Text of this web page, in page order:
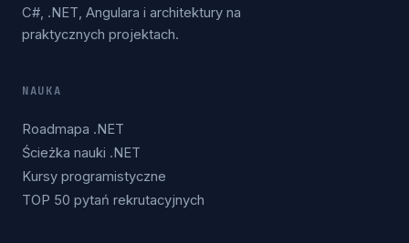
C#, .NET, Angulara i architektury na
praktycznych projektach.
NAUKA
Roadmapa .NET
Ścieżka nauki .NET
Kursy programistyczne
TOP 50 pytań rekrutacyjnych